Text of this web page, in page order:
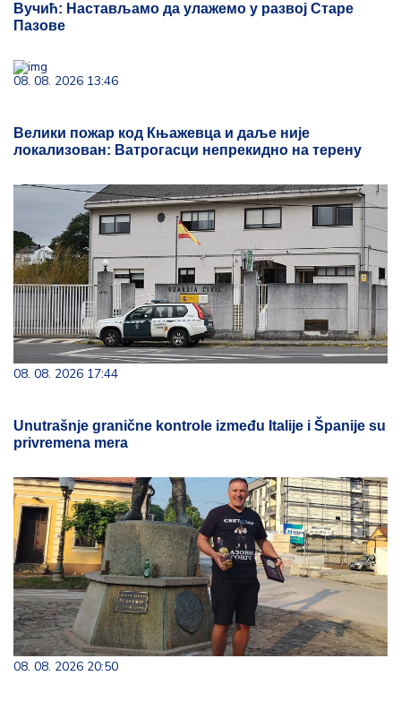
Вучић: Настављамо да улажемо у развој Старе
Пазове
08. 08. 2026 13:46
Велики пожар код Књажевца и даље није
локализован: Ватрогасци непрекидно на терену
08. 08. 2026 17:44
Unutrašnje granične kontrole između Italije i Španije su
privremena mera
08. 08. 2026 20:50